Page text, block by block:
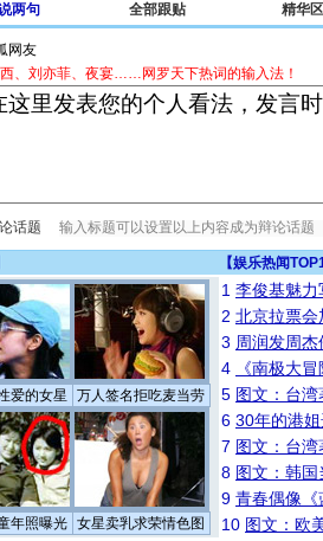
两句 全部跟贴 精华区
、刘亦菲、夜宴……网罗天下热词的输入法！
论话题
【娱乐热闻
爱的女星 万人签名拒吃麦当劳
年照曝光 女星卖乳求荣情色图
1 李俊基魅力
2 北京拉票
3 周润发周
4
《南极大
5 图文：台
6 30年的港
7 图文：台
8 图文：韩
9 青春偶像《
10 图文：欧